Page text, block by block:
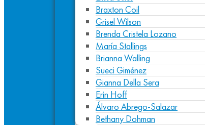
Braxton Coil
Grisel Wilson
Brenda Cristela Lozano
María Stallings
Brianna Walling
Sueci Giménez
Gianna Della Sera
Erin Hoff
Álvaro Abrego-Salazar
Bethany Dohman